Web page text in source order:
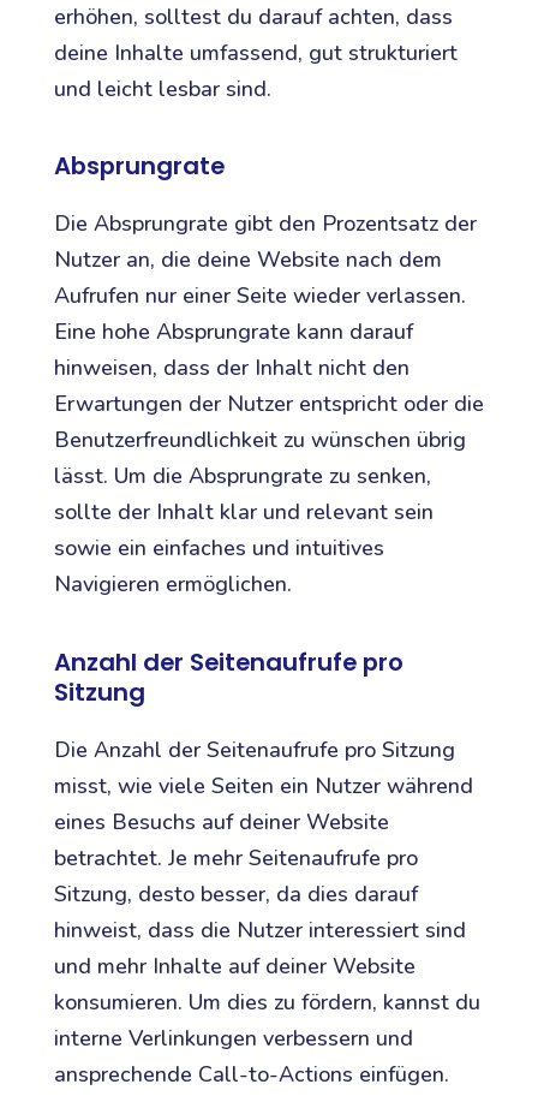
erhöhen, solltest du darauf achten, dass
deine Inhalte umfassend, gut strukturiert
und leicht lesbar sind.
Absprungrate
Die Absprungrate gibt den Prozentsatz der
Nutzer an, die deine Website nach dem
Aufrufen nur einer Seite wieder verlassen.
Eine hohe Absprungrate kann darauf
hinweisen, dass der Inhalt nicht den
Erwartungen der Nutzer entspricht oder die
Benutzerfreundlichkeit zu wünschen übrig
lässt. Um die Absprungrate zu senken,
sollte der Inhalt klar und relevant sein
sowie ein einfaches und intuitives
Navigieren ermöglichen.
Anzahl der Seitenaufrufe pro
Sitzung
Die Anzahl der Seitenaufrufe pro Sitzung
misst, wie viele Seiten ein Nutzer während
eines Besuchs auf deiner Website
betrachtet. Je mehr Seitenaufrufe pro
Sitzung, desto besser, da dies darauf
hinweist, dass die Nutzer interessiert sind
und mehr Inhalte auf deiner Website
konsumieren. Um dies zu fördern, kannst du
interne Verlinkungen verbessern und
ansprechende Call-to-Actions einfügen.